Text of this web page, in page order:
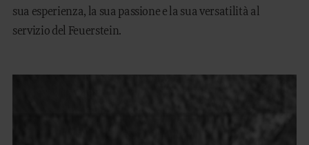
sua esperienza, la sua passione e la sua versatilità al
servizio del Feuerstein.